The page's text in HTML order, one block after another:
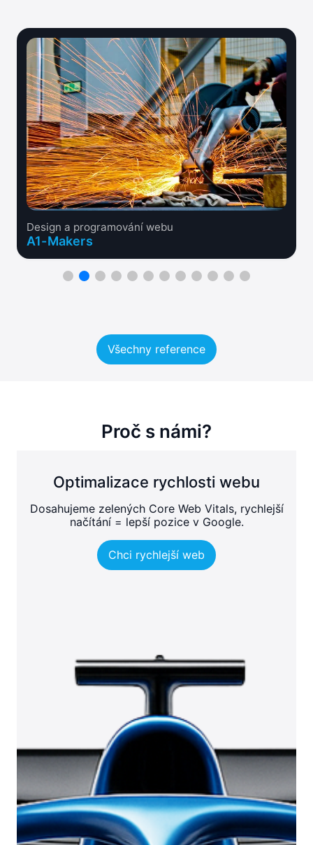
Design a programování webu
A1-Makers
Všechny reference
Proč s námi?
Optimalizace rychlosti webu
Dosahujeme zelených Core Web Vitals, rychlejší
načítání = lepší pozice v Google.
Chci rychlejší web